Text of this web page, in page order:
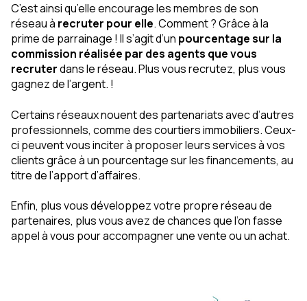
C’est ainsi qu’elle encourage les membres de son
réseau à recruter pour elle. Comment ? Grâce à la
prime de parrainage ! Il s’agit d’un pourcentage sur la
commission réalisée par des agents que vous
recruterdans le réseau. Plus vous recrutez, plus vous
gagnez de l’argent. !
Certains réseaux nouent des partenariats avec d’autres
professionnels, comme des courtiers immobiliers. Ceux-
ci peuvent vous inciter à proposer leurs services à vos
clients grâce à un pourcentage sur les financements, au
titre de l’apport d’affaires.
Enfin, plus vous développez votre propre réseau de
partenaires, plus vous avez de chances que l’on fasse
appel à vous pour accompagner une vente ou un achat.